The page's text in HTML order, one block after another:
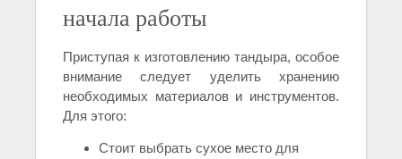
начала работы
Приступая к изготовлению тандыра, особое
внимание следует уделить хранению
необходимых материалов и инструментов.
Для этого:
Стоит выбрать сухое место для